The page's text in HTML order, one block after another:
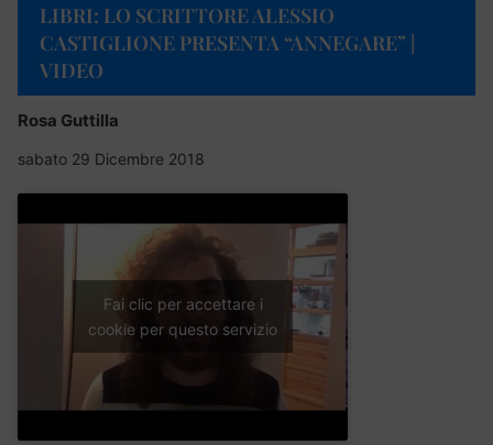
LIBRI: LO SCRITTORE ALESSIO
CASTIGLIONE PRESENTA “ANNEGARE” |
VIDEO
Rosa Guttilla
sabato 29 Dicembre 2018
Fai clic per accettare i
cookie per questo servizio